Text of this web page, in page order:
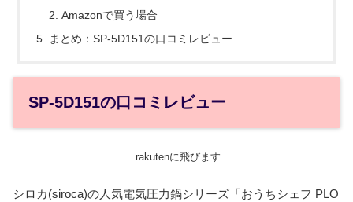
Amazonで買う場合
まとめ：SP-5D151の口コミレビュー
SP-5D151の口コミレビュー
rakutenに飛びます
シロカ(siroca)の人気電気圧力鍋シリーズ「おうちシェフ PLO